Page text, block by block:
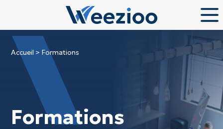
Accueil > Formations
Formations